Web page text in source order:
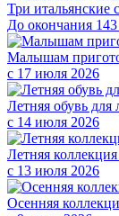
Три итальянские
До окончания
Малышам
с 17 июля 2026
Летняя обувь
с 14 июля 2026
Летняя
с 13 июля 2026
Осенняя